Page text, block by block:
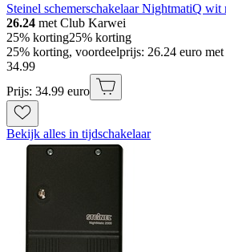
Steinel schemerschakelaar NightmatiQ
26.24 met Club Karwei
25% korting25% korting
25% korting, voordeelprijs: 26.24 euro
34.99
Prijs: 34.99 euro
Bekijk alles in tijdschakelaar